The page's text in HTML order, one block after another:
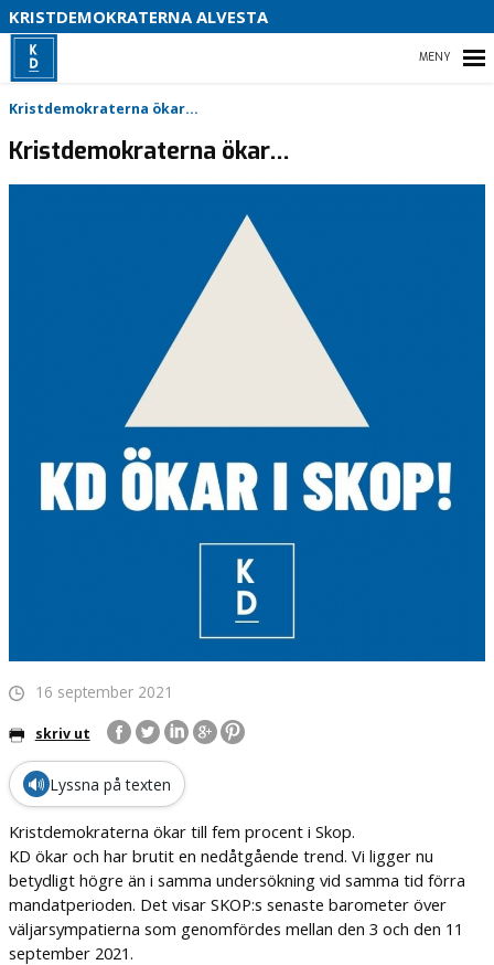
KRISTDEMOKRATERNA ALVESTA
HEM
Kristdemokraterna ökar...
Kristdemokraterna ökar…
16 september 2021
skriv ut
🔊 Lyssna på texten
Kristdemokraterna ökar till fem procent i Skop.
KD ökar och har brutit en nedåtgående trend. Vi ligger nu
betydligt högre än i samma undersökning vid samma tid förra
mandatperioden. Det visar SKOP:s senaste barometer över
väljarsympatierna som genomfördes mellan den 3 och den 11
september 2021.